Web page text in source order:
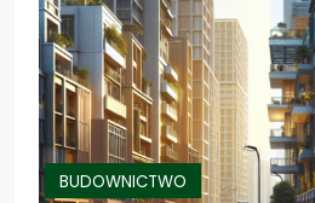
BUDOWNICTWO